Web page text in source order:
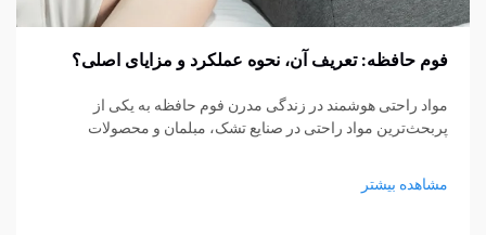
فوم حافظه: تعریف آن، نحوه عملکرد و مزایای اصلی؟
مواد راحتی هوشمند در زندگی مدرن فوم حافظه به یکی از
پربحث‌ترین مواد راحتی در صنایع تشک، مبلمان و محصولات
مشاهده بیشتر